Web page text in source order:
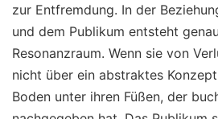
zur Entfremdung. In der
und dem Publikum entsteht
Resonanzraum. Wenn sie von
nicht über ein abstraktes
Boden unter ihren Füßen, der